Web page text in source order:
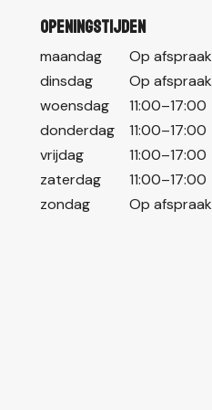
Openingstijden
maandag
Op afspraak
dinsdag
Op afspraak
woensdag
11:00–17:00
donderdag
11:00–17:00
vrijdag
11:00–17:00
zaterdag
11:00–17:00
zondag
Op afspraak